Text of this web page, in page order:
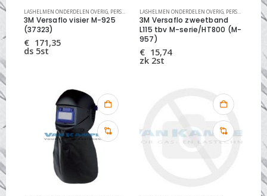
LASHELMEN ONDERDELEN OVERIG, PERSOONLIJKE VEILIGHEID
3M Versaflo visier M-925
(37323)
€ 171,35
ds 5st
LASHELMEN ONDERDELEN OVERIG, PERSOONLIJKE VEILIGHEID
3M Versaflo zweetband
L115 tbv M-serie/HT800 (M-
957)
€ 15,74
zk 2st